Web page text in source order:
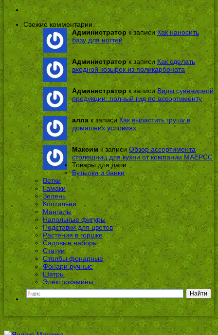
Свежие комментарии
Администратор к записиКак наносить
базу для ногтей
Администраторк записиКак сделать
входной козырек из поликарбоната
Администраторк записиВиды сувенирной
продукции: полный гид по ассортименту
алла к записиКак вырастить грушу в
домашних условиях
Максимк записи Обзор ассортимента
столешниц для кухни от компании МАЕРСС
Товары для дачи
Бутылки и банки
Ветки
Гамаки
Зелень
Коптильни
Мангалы
Напольные фигуры
Подставки для цветов
Растения в горшке
Садовые наборы
Статуи
Столбы фонарные
Фонари ручные
Шатры
Электрокамины